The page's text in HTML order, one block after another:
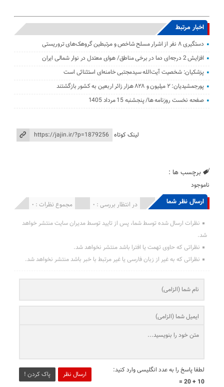
اخبار مرتبط
دستگیری ۸ نفر از اشرار مسلح شاخص و مرتبطین گروهک‌های تروریستی
افزایش 2 درجه‌ای دما در برخی مناطق/ هوای معتدل در نوار شمالی ایران
پزشکیان: شخصیت آیت‌الله سیدمجتبی خامنه‌ای استثنائی است
پورجمشیدیان: ۲ میلیون و ۸۲۸ هزار زائر اربعین به کشور بازگشتند
صفحه نخست روزنامه ها/ پنجشنبه 15 مرداد 1405
لینک کوتاه
برچسب ها :
ناموجود
ارسال نظر شما مجموع نظرات : 0 در انتظار بررسی : 0 انتشار یافته : 0
نظرات ارسال شده توسط شما، پس از تایید توسط مدیران سایت منتشر خواهد
شد.
نظراتی که حاوی تهمت یا افترا باشد منتشر نخواهد شد.
نظراتی که به غیر از زبان فارسی یا غیر مرتبط با خبر باشد منتشر نخواهد شد.
ارسال نظر پاک کردن !
لطفا پاسخ را به عدد انگلیسی وارد کنید:
10 + 20 =